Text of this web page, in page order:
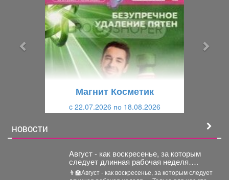
Магнит Косметик
c 22.07.2026 по 18.08.2026
НОВОСТИ
Август - как воскресенье, за которым
следует длинная рабочая неделя….
👨‍🏫Август - как воскресенье, за которым следует